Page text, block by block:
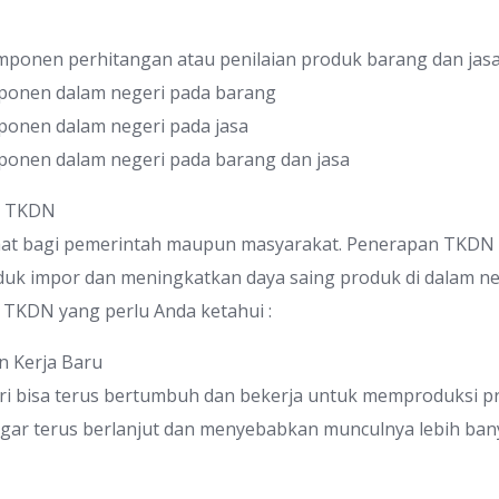
perhitangan atau penilaian produk barang dan
dalam negeri pada barang
dalam negeri pada jasa
dalam negeri pada barang dan jasa
bagi pemerintah maupun masyarakat. Penerapan
impor dan meningkatkan daya saing produk di dalam
yang perlu Anda ketahui :
Kerja Baru
bisa terus bertumbuh dan bekerja untuk memproduksi
terus berlanjut dan menyebabkan munculnya lebih